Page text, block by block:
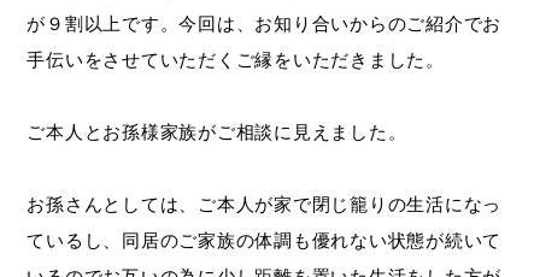
が９割以上です。今回は、お知り合いからのご紹介でお
手伝いをさせていただくご縁をいただきました。
ご本人とお孫様家族がご相談に見えました。
お孫さんとしては、ご本人が家で閉じ籠りの生活になっ
ているし、同居のご家族の体調も優れない状態が続いて